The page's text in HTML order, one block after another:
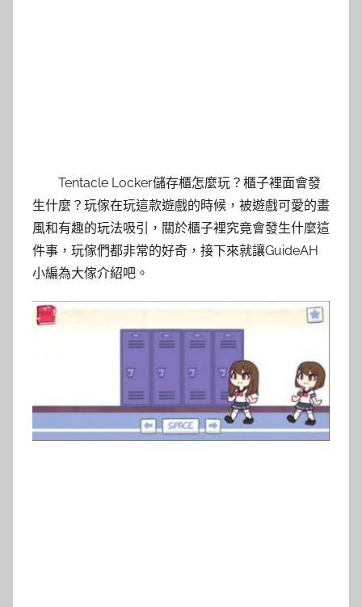
Tentacle Locker儲存櫃怎麼玩？櫃子裡面會發
生什麼？玩傢在玩這款遊戲的時候，被遊戲可愛的畫
風和有趣的玩法吸引，關於櫃子裡究竟會發生什麼這
件事，玩傢們都非常的好奇，接下來就讓GuideAH
小編為大傢介紹吧。